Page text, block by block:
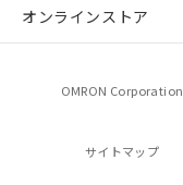
オンラインストア
OMRON Corporation
サイトマップ